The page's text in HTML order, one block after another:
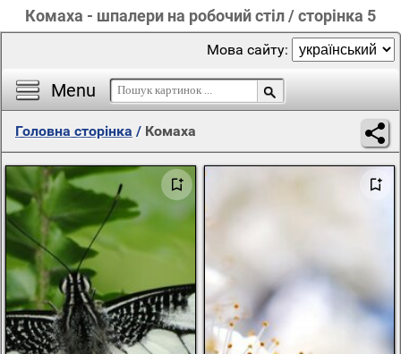
Комаха - шпалери на робочий стіл / сторінка 5
Menu
Мова сайту:
Головна сторінка / Комаха